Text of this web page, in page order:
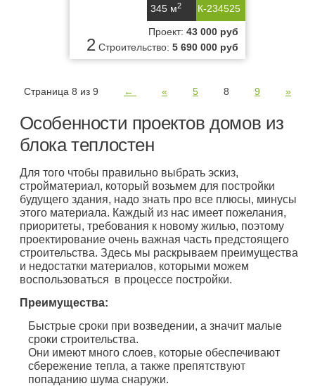
К-234525
345 м2
2
Проект: 43 000 руб
Строительство: 5 690 000 руб
Страница 8 из 9 ← « 5 8 9 »
Особенности проектов домов из
блока теплостен
Для того чтобы правильно выбрать эскиз,
стройматериал, который возьмем для постройки
будущего здания, надо знать про все плюсы, минусы
этого материала. Каждый из нас имеет пожелания,
приоритеты, требования к новому жилью, поэтому
проектирование очень важная часть предстоящего
строительства. Здесь мы раскрываем преимущества
и недостатки материалов, которыми можем
воспользоваться в процессе постройки.
Преимущества:
Быстрые сроки при возведении, а значит малые
сроки строительства.
Они имеют много слоев, которые обеспечивают
сбережение тепла, а также препятствуют
попаданию шума снаружи.